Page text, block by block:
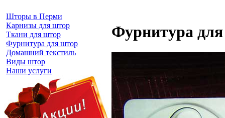
Шторы в Перми
Карнизы для штор
Ткани для штор
Фурнитура для штор
Домашний текстиль
Виды штор
Наши услуги
Фурнитура